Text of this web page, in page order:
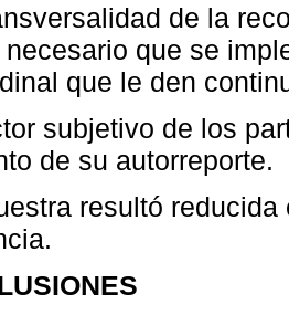
de la
que se
que le den
subjetivo de los
de su autorreporte.
resultó